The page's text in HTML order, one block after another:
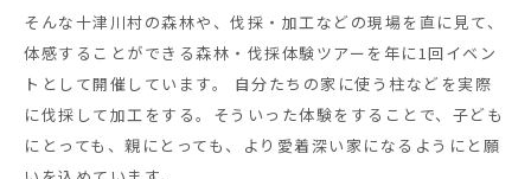
そんな十津川村の森林や、伐採・加工などの現場を直に見て、
体感することができる森林・伐採体験ツアーを年に1回イベン
トとして開催しています。 自分たちの家に使う柱などを実際
に伐採して加工をする。そういった体験をすることで、子ども
にとっても、親にとっても、より愛着深い家になるようにと願